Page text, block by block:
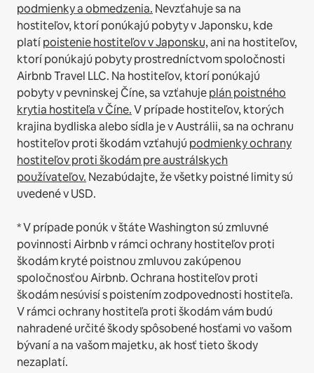
podmienky a obmedzenia. Nevzťahuje sa na
hostiteľov, ktorí ponúkajú pobyty v Japonsku, kde
platípoistenie hostiteľov v Japonsku,ani na hostiteľov,
ktorí ponúkajú pobyty prostredníctvom spoločnosti
Airbnb Travel LLC. Na hostiteľov, ktorí ponúkajú
pobyty v pevninskej Číne, sa vzťahujeplán poistného
krytia hostiteľa v Číne.V prípade hostiteľov, ktorých
krajina bydliska alebo sídla je v Austrálii, sa na ochranu
hostiteľov proti škodám vzťahujú podmienky ochrany
hostiteľov proti škodám pre austrálskych
používateľov. Nezabúdajte, že všetky poistné limity sú
uvedené v USD.
* V prípade ponúk v štáte Washington sú zmluvné
povinnosti Airbnb v rámci ochrany hostiteľov proti
škodám kryté poistnou zmluvou zakúpenou
spoločnosťou Airbnb. Ochrana hostiteľov proti
škodám nesúvisí s poistením zodpovednosti hostiteľa.
V rámci ochrany hostiteľa proti škodám vám budú
nahradené určité škody spôsobené hosťami vo vašom
bývaní a na vašom majetku, ak hosť tieto škody
nezaplatí.